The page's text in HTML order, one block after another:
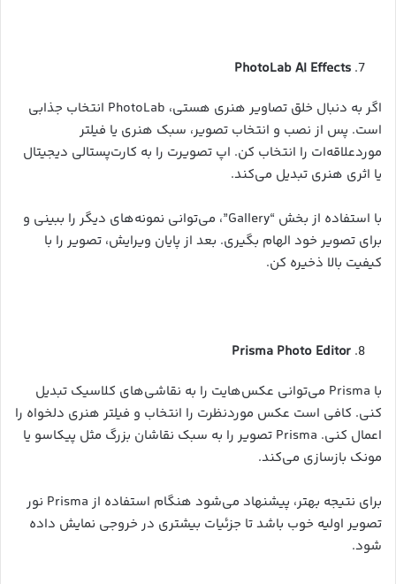
PhotoLab AI Effects
اگر به دنبال خلق تصاویر هنری هستی، PhotoLab انتخاب جذابی
است. پس از نصب و انتخاب تصویر، سبک هنری یا فیلتر
موردعلاقه‌ات را انتخاب کن. اپ تصویرت را به کارت‌پستالی دیجیتال
یا اثری هنری تبدیل می‌کند.
با استفاده از بخش “Gallery”، می‌توانی نمونه‌های دیگر را ببینی و
برای تصویر خود الهام بگیری. بعد از پایان ویرایش، تصویر را با
کیفیت بالا ذخیره کن.
Prisma Photo Editor
با Prisma می‌توانی عکس‌هایت را به نقاشی‌های کلاسیک تبدیل
کنی. کافی است عکس موردنظرت را انتخاب و فیلتر هنری دلخواه را
اعمال کنی. Prisma تصویر را به سبک نقاشان بزرگ مثل پیکاسو یا
مونک بازسازی می‌کند.
برای نتیجه بهتر، پیشنهاد می‌شود هنگام استفاده از Prisma نور
تصویر اولیه خوب باشد تا جزئیات بیشتری در خروجی نمایش داده
شود.